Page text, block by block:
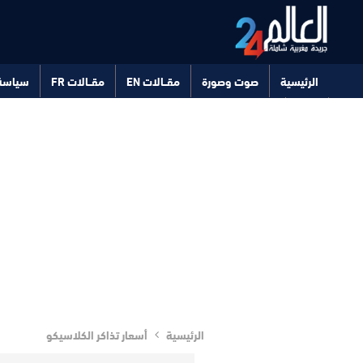
الرئيسية صوت وصورة مقــالات EN مقــالات FR
الرئيسية أسعار تذاكر الكلاسيكو